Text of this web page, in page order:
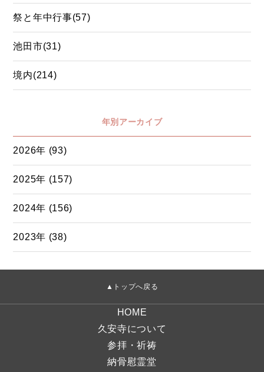
祭と年中行事(57)
池田市(31)
境内(214)
年別アーカイブ
2026年 (93)
2025年 (157)
2024年 (156)
2023年 (38)
▲トップへ戻る
HOME
久安寺について
参拝・祈祷
納骨慰霊堂